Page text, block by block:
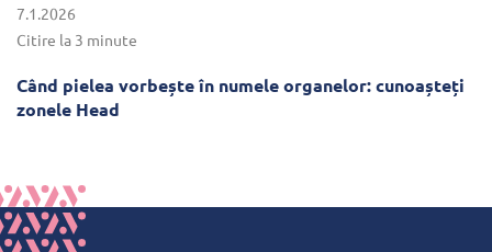
7.1.2026
Citire la 3 minute
Când pielea vorbește în numele organelor: cunoașteți
zonele Head